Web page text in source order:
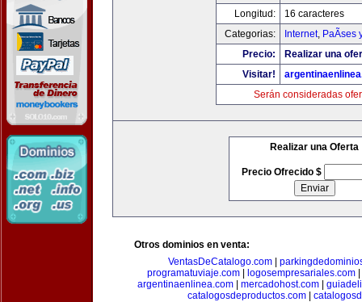
Longitud:
16 caracteres
Categorias:
Internet, PaÃ­ses
Precio:
Realizar una
Visitar!
Serán consideradas
Realizar una Oferta
Precio Ofrecido $
Otros dominios en venta:
VentasDeCatalogo.com|
programatuviaje.com| logosempresariales.com|
argentinaenlinea.com| mercadohost.com|
catalogosdeproductos.com